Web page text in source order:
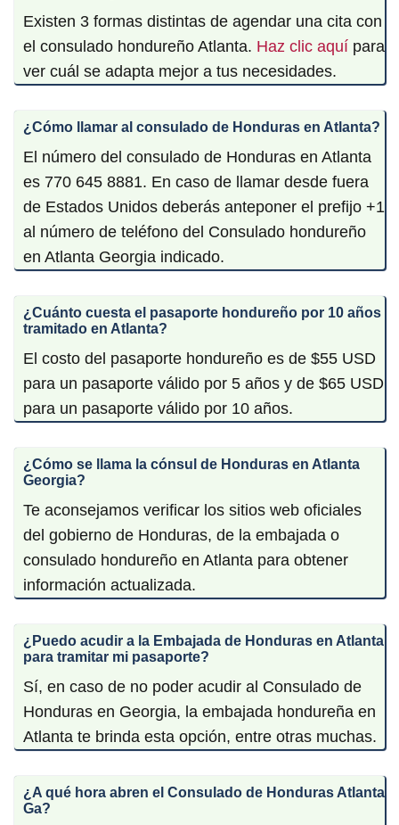
Existen 3 formas distintas de agendar una cita con
el consulado hondureño Atlanta. Haz clic aquí para
ver cuál se adapta mejor a tus necesidades.
¿Cómo llamar al consulado de Honduras en Atlanta?
El número del consulado de Honduras en Atlanta
es 770 645 8881. En caso de llamar desde fuera
de Estados Unidos deberás anteponer el prefijo +1
al número de teléfono del Consulado hondureño
en Atlanta Georgia indicado.
¿Cuánto cuesta el pasaporte hondureño por 10 años
tramitado en Atlanta?
El costo del pasaporte hondureño es de $55 USD
para un pasaporte válido por 5 años y de $65 USD
para un pasaporte válido por 10 años.
¿Cómo se llama la cónsul de Honduras en Atlanta
Georgia?
Te aconsejamos verificar los sitios web oficiales
del gobierno de Honduras, de la embajada o
consulado hondureño en Atlanta para obtener
información actualizada.
¿Puedo acudir a la Embajada de Honduras en Atlanta
para tramitar mi pasaporte?
Sí, en caso de no poder acudir al Consulado de
Honduras en Georgia, la embajada hondureña en
Atlanta te brinda esta opción, entre otras muchas.
¿A qué hora abren el Consulado de Honduras Atlanta
Ga?